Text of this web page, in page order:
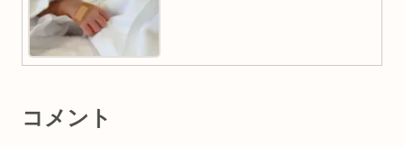
コメント